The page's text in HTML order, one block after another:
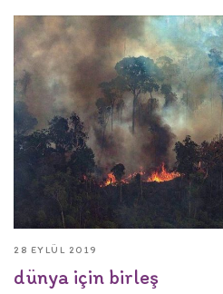
28 EYLÜL 2019
dünya için birleş